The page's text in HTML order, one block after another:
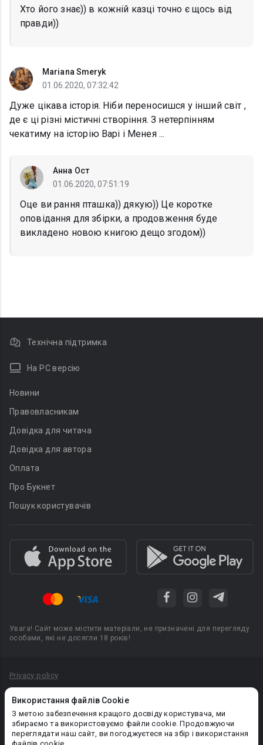
Хто його знає)) в кожній казці точно є щось від
правди))
Mariana Smeryk
01.06.2020, 07:32:42
Дуже цікава історія. Ніби переносишся у інший світ ,
де є ці різні містичні створіння. З нетерпінням
чекатиму на історію Варі і Менея ...
Анна Ост
01.06.2020, 07:51:19
Оце ви рання пташка)) дякую)) Це коротке
оповідання для збірки, а продовження буде
викладено новою книгою дещо згодом))
Використання файлів Cookie
З метою забезпечення кращого досвіду користувача, ми
збираємо та використовуємо файли cookie. Продовжуючи
переглядати наш сайт, ви погоджуєтеся на збір і використання
Технічна підтримка
На PC версію
Новини
Правовласникам
Довідка для читача
Довідка для автора
Оплата
Про Букнет
Пошук користувачів
Увага! Сайт може містити матеріали, не призначені для перегляду
особами, які не досягли 18 років!
Privacy policy
Політика конфіденційності
Правила публікації авторського контенту